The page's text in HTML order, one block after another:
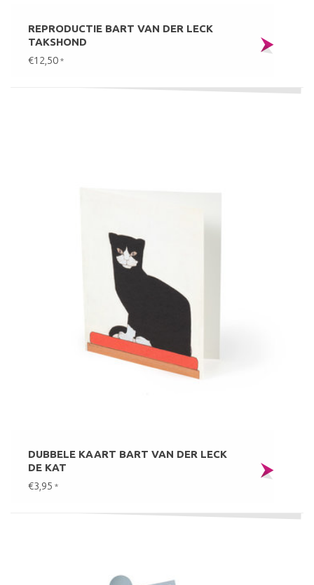
REPRODUCTIE BART VAN DER LECK
TAKSHOND
€12,50 *
DUBBELE KAART BART VAN DER LECK
DE KAT
€3,95 *